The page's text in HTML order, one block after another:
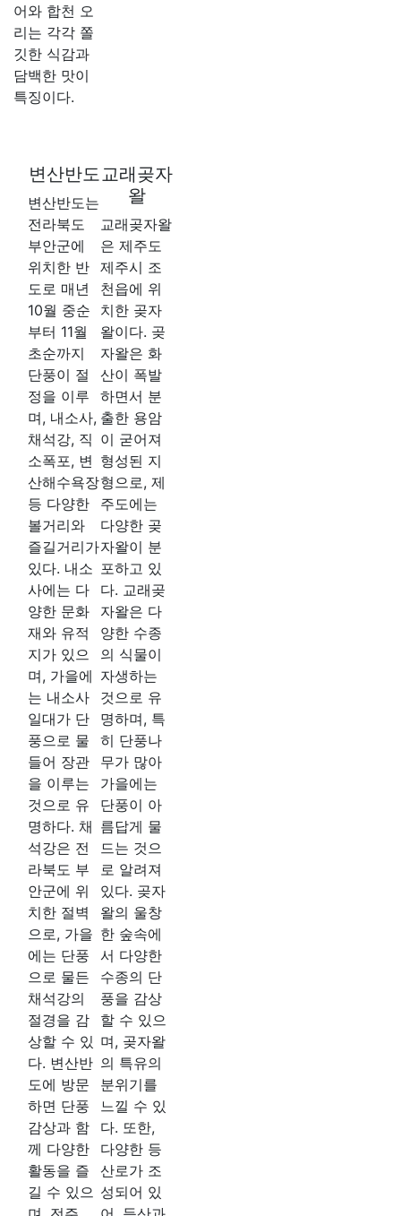
어와 합천 오
리는 각각 쫄
깃한 식감과
담백한 맛이
특징이다.
변산반도
변산반도는
전라북도
부안군에
위치한 반
도로 매년
10월 중순
부터 11월
초순까지
단풍이 절
정을 이루
며, 내소사,
채석강, 직
소폭포, 변
산해수욕장
등 다양한
볼거리와
즐길거리가
있다. 내소
사에는 다
양한 문화
재와 유적
지가 있으
며, 가을에
는 내소사
일대가 단
풍으로 물
들어 장관
을 이루는
것으로 유
명하다. 채
석강은 전
라북도 부
안군에 위
치한 절벽
으로, 가을
에는 단풍
으로 물든
채석강의
절경을 감
상할 수 있
다. 변산반
도에 방문
하면 단풍
감상과 함
께 다양한
활동을 즐
길 수 있으
교래곶자
왈
교래곶자왈
은 제주도
제주시 조
천읍에 위
치한 곶자
왈이다. 곶
자왈은 화
산이 폭발
하면서 분
출한 용암
이 굳어져
형성된 지
형으로, 제
주도에는
다양한 곶
자왈이 분
포하고 있
다. 교래곶
자왈은 다
양한 수종
의 식물이
자생하는
것으로 유
명하며, 특
히 단풍나
무가 많아
가을에는
단풍이 아
름답게 물
드는 것으
로 알려져
있다. 곶자
왈의 울창
한 숲속에
서 다양한
수종의 단
풍을 감상
할 수 있으
며, 곶자왈
의 특유의
분위기를
느낄 수 있
다. 또한,
다양한 등
산로가 조
성되어 있